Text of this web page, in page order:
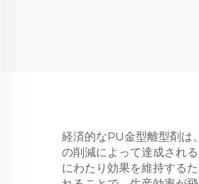
経済的なPU金型離型剤は
の削減によって達成され
にわたり効果を維持する